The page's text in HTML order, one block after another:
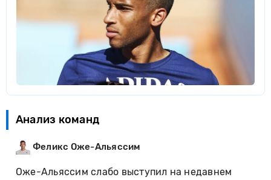
Анализ команд
Феликс Оже-Альяссим
Оже-Альяссим слабо выступил на недавнем